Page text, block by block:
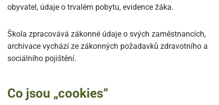
obyvatel, údaje o trvalém pobytu, evidence žáka.
Škola zpracovává zákonné údaje o svých zaměstnancích,
archivace vychází ze zákonných požadavků zdravotního a
sociálního pojištění.
Co jsou „cookies“